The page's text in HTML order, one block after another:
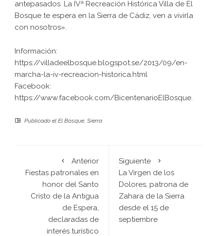
antepasados. La IVª Recreación Histórica Villa de El
Bosque te espera en la Sierra de Cádiz, ven a vivirla
con nosotros».
Información:
https://villadeelbosque.blogspot.se/2013/09/en-
marcha-la-iv-recreacion-historica.html
Facebook:
https://www.facebook.com/BicentenarioElBosque.
Publicado el El Bosque Sierra
Anterior
Fiestas patronales en
honor del Santo
Cristo de la Antigua
de Espera,
declaradas de
interés turístico
Siguiente
La Virgen de los
Dolores, patrona de
Zahara de la Sierra
desde el 15 de
septiembre